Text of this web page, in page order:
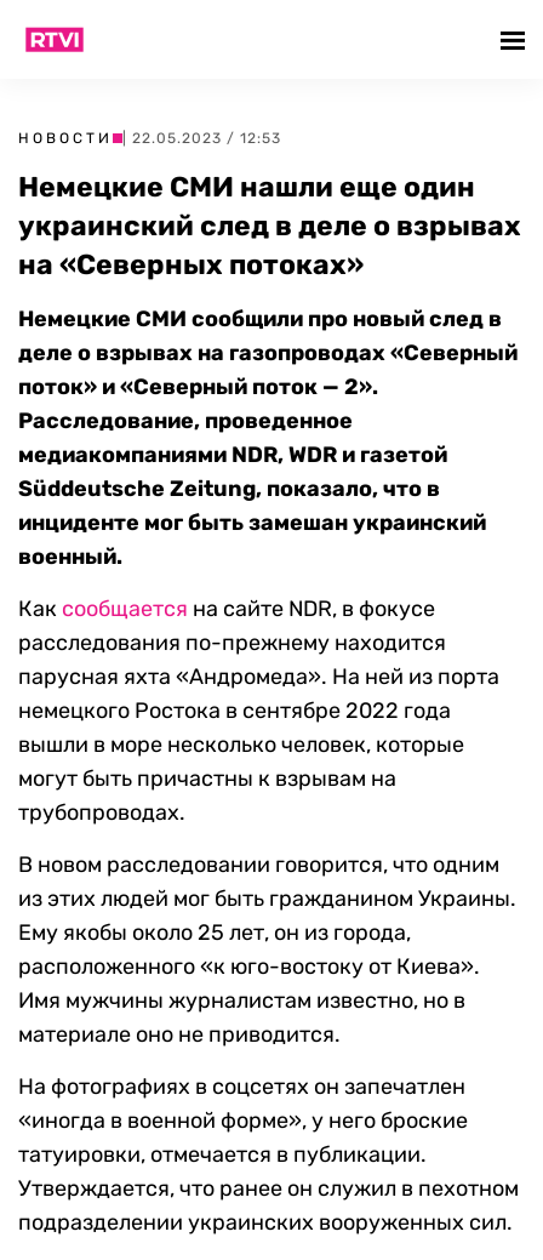
НОВОСТИ | 22.05.2023 / 12:53
Немецкие СМИ нашли еще один
украинский след в деле о взрывах
на «Северных потоках»
Немецкие СМИ сообщили про новый след в
деле о взрывах на газопроводах «Северный
поток» и «Северный поток — 2».
Расследование, проведенное
медиакомпаниями NDR, WDR и газетой
Süddeutsche Zeitung, показало, что в
инциденте мог быть замешан украинский
военный.
Как сообщается на сайте NDR, в фокусе
расследования по-прежнему находится
парусная яхта «Андромеда». На ней из порта
немецкого Ростока в сентябре 2022 года
вышли в море несколько человек, которые
могут быть причастны к взрывам на
трубопроводах.
В новом расследовании говорится, что одним
из этих людей мог быть гражданином Украины.
Ему якобы около 25 лет, он из города,
расположенного «к юго-востоку от Киева».
Имя мужчины журналистам известно, но в
материале оно не приводится.
На фотографиях в соцсетях он запечатлен
«иногда в военной форме», у него броские
татуировки, отмечается в публикации.
Утверждается, что ранее он служил в пехотном
подразделении украинских вооруженных сил.